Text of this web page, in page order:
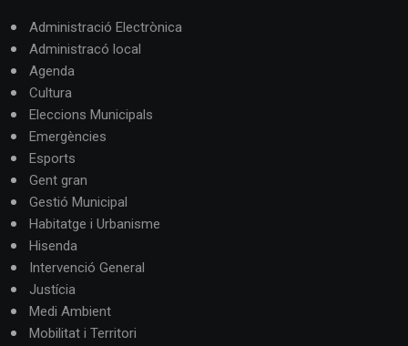
Administració Electrònica
Administracó local
Agenda
Cultura
Eleccions Municipals
Emergències
Esports
Gent gran
Gestió Municipal
Habitatge i Urbanisme
Hisenda
Intervenció General
Justícia
Medi Ambient
Mobilitat i Territori